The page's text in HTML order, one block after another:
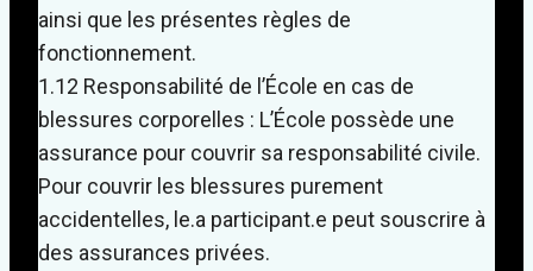
ainsi que les présentes règles de
fonctionnement.
1.12 Responsabilité de l’École en cas de
blessures corporelles : L’École possède une
assurance pour couvrir sa responsabilité civile.
Pour couvrir les blessures purement
accidentelles, le.a participant.e peut souscrire à
des assurances privées.